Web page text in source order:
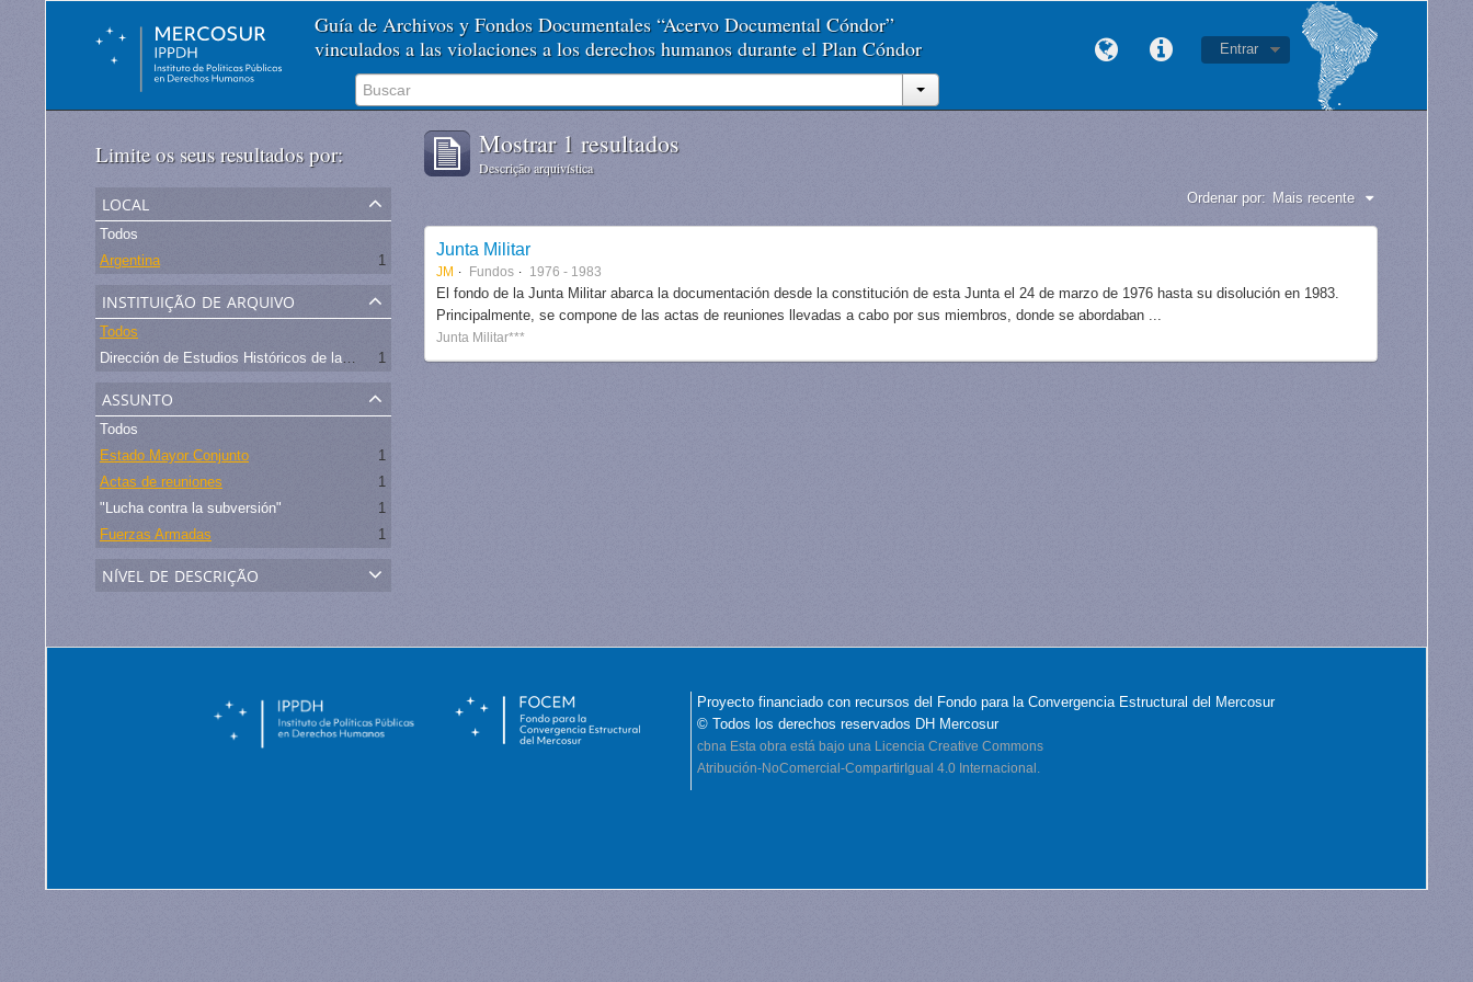
Guía de Archivos y Fondos Documentales “Acervo Documental Cóndor”
vinculados a las violaciones a los derechos humanos durante el Plan Cóndor
Entrar
Limite os seus resultados por:
local
Todos
Argentina
1
instituição de arquivo
Todos
Dirección de Estudios Históricos de la Fuerza Aérea
1
assunto
Todos
Estado Mayor Conjunto
1
Actas de reuniones
1
"Lucha contra la subversión"
1
Fuerzas Armadas
1
nível de descrição
Mostrar 1 resultados
Descrição arquivística
Ordenar por: Mais recente
Junta Militar
JM Fundos 1976 - 1983
El fondo de la Junta Militar abarca la documentación desde la constitución de esta Junta el 24 de marzo de 1976 hasta su disolución en 1983.
Principalmente, se compone de las actas de reuniones llevadas a cabo por sus miembros, donde se abordaban ...
Junta Militar***
Proyecto financiado con recursos del Fondo para la Convergencia Estructural del Mercosur
© Todos los derechos reservados DH Mercosur
cbna Esta obra está bajo una Licencia Creative Commons
Atribución-NoComercial-CompartirIgual 4.0 Internacional.